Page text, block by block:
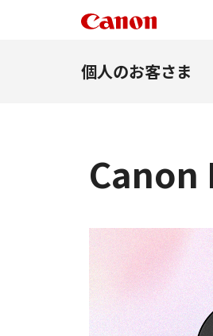
個人のお客さま
Canon